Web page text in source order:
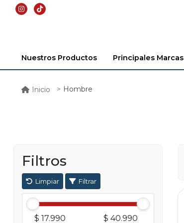
Nuestros Productos Principales Marcas
Inicio Hombre
Filtros
Limpiar Filtrar
$ 17.990 $ 40.990